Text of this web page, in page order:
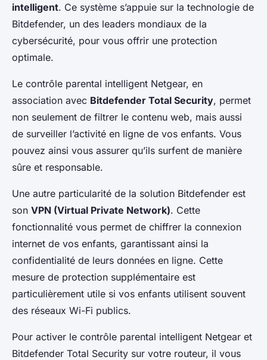
intelligent. Ce système s’appuie sur la technologie de
Bitdefender, un des leaders mondiaux de la
cybersécurité, pour vous offrir une protection
optimale.
Le contrôle parental intelligent Netgear, en
association avec Bitdefender Total Security, permet
non seulement de filtrer le contenu web, mais aussi
de surveiller l’activité en ligne de vos enfants. Vous
pouvez ainsi vous assurer qu’ils surfent de manière
sûre et responsable.
Une autre particularité de la solution Bitdefender est
son VPN (Virtual Private Network). Cette
fonctionnalité vous permet de chiffrer la connexion
internet de vos enfants, garantissant ainsi la
confidentialité de leurs données en ligne. Cette
mesure de protection supplémentaire est
particulièrement utile si vos enfants utilisent souvent
des réseaux Wi-Fi publics.
Pour activer le contrôle parental intelligent Netgear et
Bitdefender Total Security sur votre routeur, il vous